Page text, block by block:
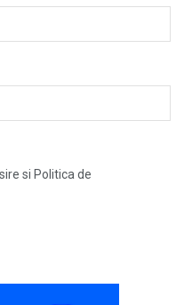
si Politica de